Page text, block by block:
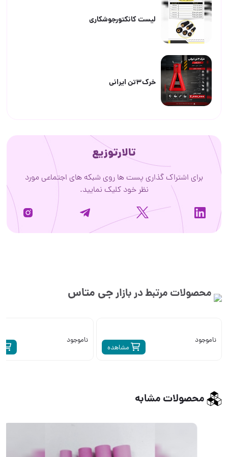
لیست کانکتورجوشکاری
خرک۳تن ایرانی
تالارتوزیع
برای اشتراک گذاری پست ها روی شبکه های اجتماعی مورد
نظر خود کلیک نمایید.
محصولات مرتبط در بازارجی متاس
مشاهده
ناموجود ناموجود
محصولات مشابه